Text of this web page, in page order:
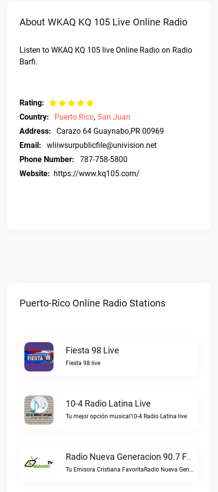
About WKAQ KQ 105 Live Online Radio
Listen to WKAQ KQ 105 live Online Radio on Radio
Barfi.
Rating:
Country:
Puerto Rico, San Juan
Address:
Carazo 64 Guaynabo,PR 00969
Email:
wliiwsurpublicfile@univision.net
Phone Number:
787-758-5800
Website: https://www.kq105.com/
Puerto-Rico Online Radio Stations
Fiesta 98 Live
Fiesta 98 live
10-4 Radio Latina Live
Tu mejor opción musical10-4 Radio Latina live
Radio Nueva Generacion 90.7 FM Live
Tu Emisora Cristiana FavoritaRadio Nueva Generacion 90.7 FM live